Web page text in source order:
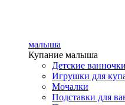
малыша
Купание малыша
Детские ванночки
Игрушки для
Мочалки
Подставки для